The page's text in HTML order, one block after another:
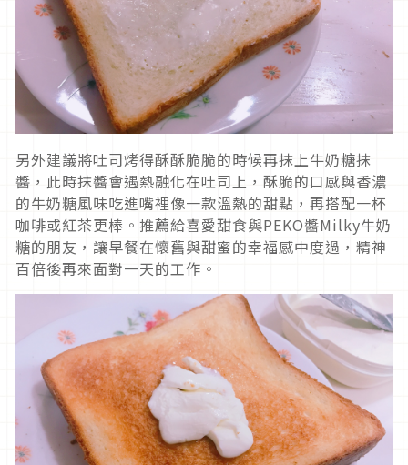
另外建議將吐司烤得酥酥脆脆的時候再抹上牛奶糖抹
醬，此時抹醬會遇熱融化在吐司上，酥脆的口感與香濃
的牛奶糖風味吃進嘴裡像一款溫熱的甜點，再搭配一杯
咖啡或紅茶更棒。推薦給喜愛甜食與PEKO醬Milky牛奶
糖的朋友，讓早餐在懷舊與甜蜜的幸福感中度過，精神
百倍後再來面對一天的工作。